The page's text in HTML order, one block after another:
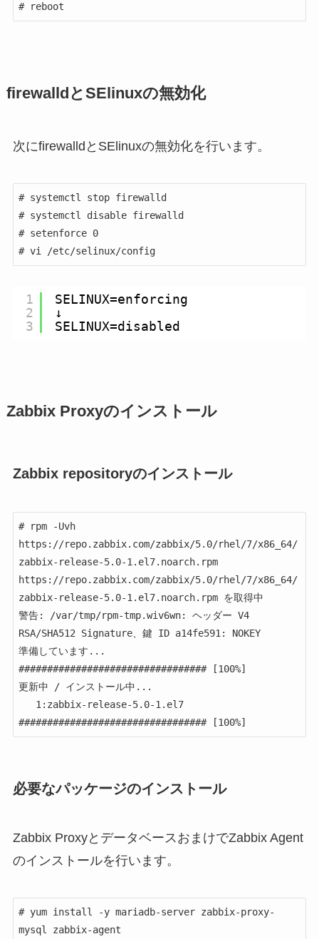
# reboot
firewalldとSElinuxの無効化
次にfirewalldとSElinuxの無効化を行います。
# systemctl stop firewalld
# systemctl disable firewalld
# setenforce 0
# vi /etc/selinux/config
1
2
3
SELINUX=enforcing
↓
SELINUX=disabled
Zabbix Proxyのインストール
Zabbix repositoryのインストール
# rpm -Uvh
https://repo.zabbix.com/zabbix/5.0/rhel/7/x86_64/
zabbix-release-5.0-1.el7.noarch.rpm
https://repo.zabbix.com/zabbix/5.0/rhel/7/x86_64/
zabbix-release-5.0-1.el7.noarch.rpm を取得中
警告: /var/tmp/rpm-tmp.wiv6wn: ヘッダー V4
RSA/SHA512 Signature、鍵 ID a14fe591: NOKEY
準備しています...
################################# [100%]
更新中 / インストール中...
################################# [100%]
必要なパッケージのインストール
Zabbix ProxyとデータベースおまけでZabbix Agent
のインストールを行います。
# yum install -y mariadb-server zabbix-proxy-
mysql zabbix-agent